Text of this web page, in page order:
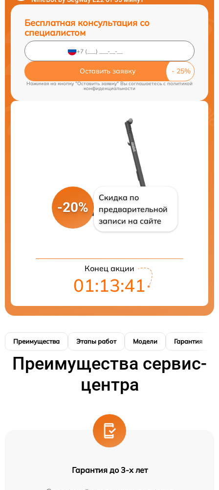
Бесплатная консультация со
специалистом
Оставить заявку
Нажимая на кнопку "Оставить заявку" Вы соглашаетесь c политикой
конфиденциальности
-20%
Скидка по
предварительной
записи на сайте
Конец акции
01:13:40
Преимущества Этапы работ Модели Гарантия
Преимущества сервис-
центра
Гарантия до 3-х лет